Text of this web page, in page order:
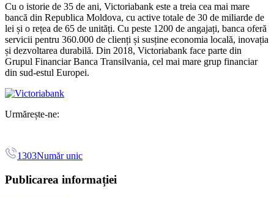
Cu o istorie de 35 de ani, Victoriabank este a treia cea mai mare
bancă din Republica Moldova, cu active totale de 30 de miliarde de
lei și o rețea de 65 de unități. Cu peste 1200 de angajați, banca oferă
servicii pentru 360.000 de clienți și susține economia locală, inovația
și dezvoltarea durabilă. Din 2018, Victoriabank face parte din
Grupul Financiar Banca Transilvania, cel mai mare grup financiar
din sud-estul Europei.
Urmărește-ne:
1303Număr unic
Publicarea informației